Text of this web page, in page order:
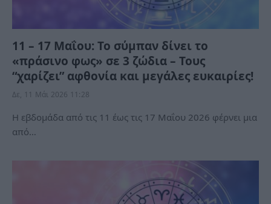
11 – 17 Μαΐου: Το σύμπαν δίνει το
«πράσινο φως» σε 3 ζώδια – Τους
“χαρίζει” αφθονία και μεγάλες ευκαιρίες!
Δε, 11 Μάι 2026 11:28
Η εβδομάδα από τις 11 έως τις 17 Μαΐου 2026 φέρνει μια
από…